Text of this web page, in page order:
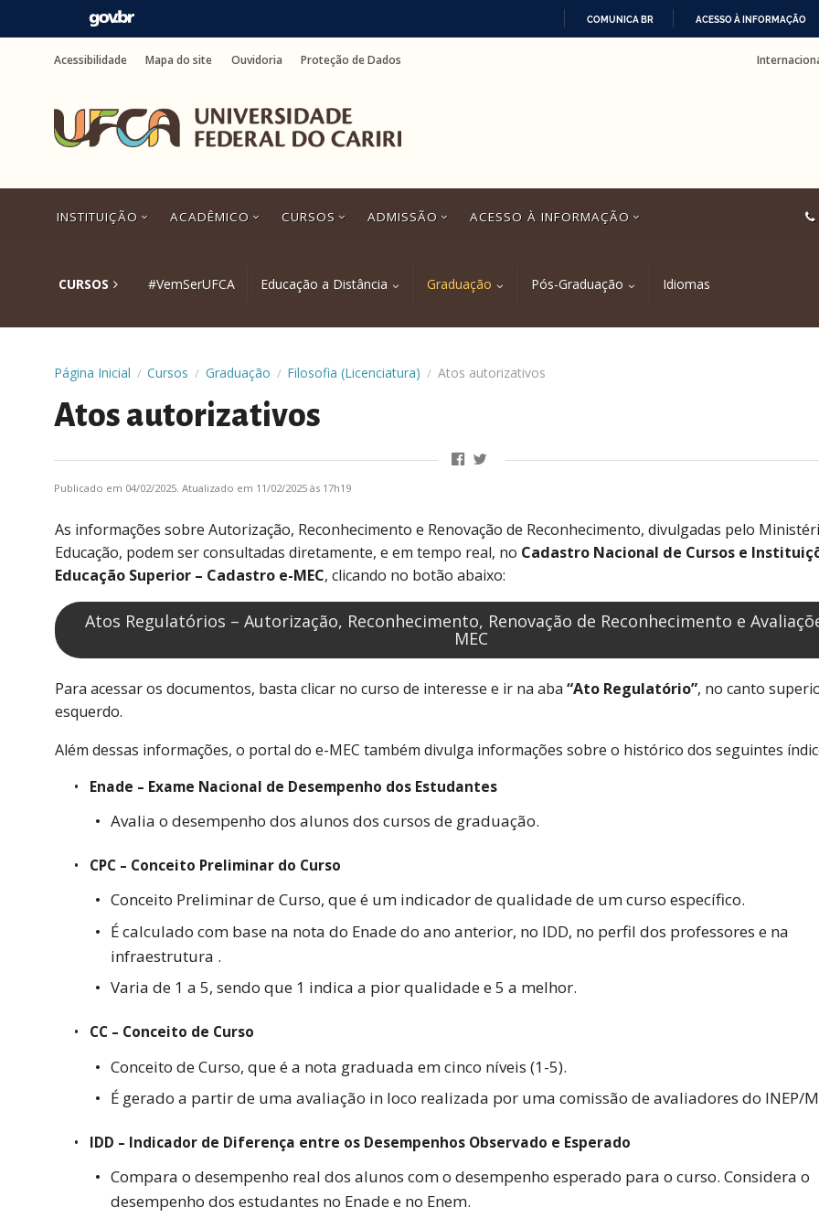
COMUNICA BR ACESSO À INFORMAÇÃO
para
para
busca
rodapé
Acessibilidade Mapa do site Ouvidoria Proteção de Dados
INSTITUIÇÃO ACADÊMICO CURSOS ADMISSÃO ACESSO À INFORMAÇÃO
CURSOS #VemSerUFCA Educação a Distância Graduação Pós-Graduação Idiomas
Página Inicial / Cursos / Graduação / Filosofia (Licenciatura) / Atos autorizativos
Atos autorizativos
Publicado em 04/02/2025. Atualizado em 11/02/2025 às 17h19
As informações sobre Autorização, Reconhecimento e Renovação de Reconhecimento, divulgadas pelo
Educação, podem ser consultadas diretamente, e em tempo real, no Cadastro Nacional de Cursos e
Educação Superior – Cadastro e-MEC, clicando no botão abaixo:
Atos Regulatórios – Autorização, Reconhecimento, Renovação de Reconhecimento e
MEC
Para acessar os documentos, basta clicar no curso de interesse e ir na aba “Ato Regulatório”, no canto
esquerdo.
Além dessas informações, o portal do e-MEC também divulga informações sobre o histórico dos seguintes
Enade – Exame Nacional de Desempenho dos Estudantes
Avalia o desempenho dos alunos dos cursos de graduação.
CPC – Conceito Preliminar do Curso
Conceito Preliminar de Curso, que é um indicador de qualidade de um curso específico.
É calculado com base na nota do Enade do ano anterior, no IDD, no perfil dos professores e na
infraestrutura .
Varia de 1 a 5, sendo que 1 indica a pior qualidade e 5 a melhor.
CC – Conceito de Curso
Conceito de Curso, que é a nota graduada em cinco níveis (1-5).
É gerado a partir de uma avaliação in loco realizada por uma comissão de avaliadores do INEP/
IDD – Indicador de Diferença entre os Desempenhos Observado e Esperado
Compara o desempenho real dos alunos com o desempenho esperado para o curso. Considera o
desempenho dos estudantes no Enade e no Enem.